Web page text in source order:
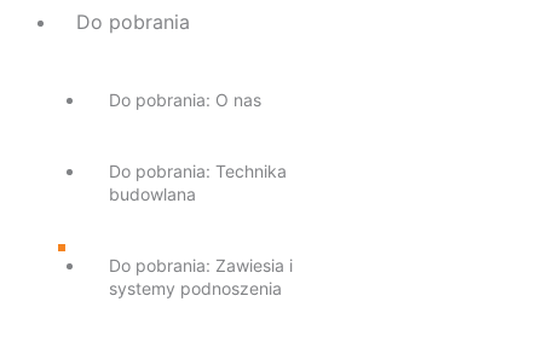
Do pobrania
Do pobrania: O nas
Do pobrania: Technika
budowlana
Do pobrania: Zawiesia i
systemy podnoszenia